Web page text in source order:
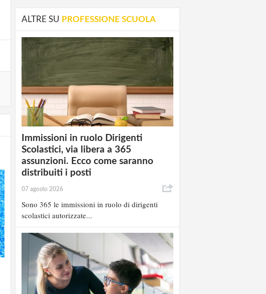
ALTRE SU PROFESSIONE SCUOLA
Immissioni in ruolo Dirigenti
Scolastici, via libera a 365
assunzioni. Ecco come saranno
distribuiti i posti
07 agosto 2026
Sono 365 le immissioni in ruolo di dirigenti
scolastici autorizzate...